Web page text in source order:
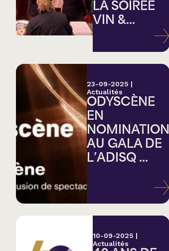
LA SOIRÉE
VIN &...
23-09-2025 |
Actualités
ODYSCÈNE
EN
NOMINATION
AU GALA DE
L’ADISQ ...
10-09-2025 |
Actualités